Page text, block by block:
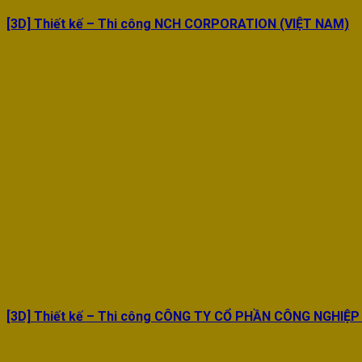
[3D] Thiết kế – Thi công NCH CORPORATION (VIỆT NAM)
[3D] Thiết kế – Thi công CÔNG TY CỔ PHẦN CÔNG NGHIỆP